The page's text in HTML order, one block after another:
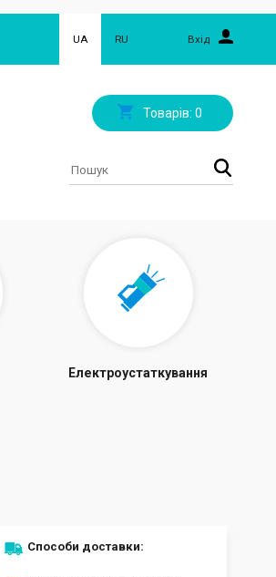
UA RU Вхід
Товарів: 0
Електроустаткування
Способи доставки: